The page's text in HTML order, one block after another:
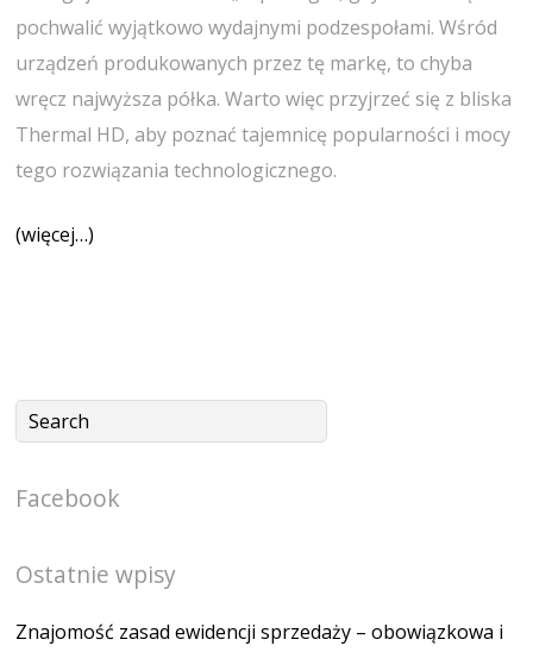
pochwalić wyjątkowo wydajnymi podzespołami. Wśród
urządzeń produkowanych przez tę markę, to chyba
wręcz najwyższa półka. Warto więc przyjrzeć się z bliska
Thermal HD, aby poznać tajemnicę popularności i mocy
tego rozwiązania technologicznego.
(więcej…)
Facebook
Ostatnie wpisy
Znajomość zasad ewidencji sprzedaży – obowiązkowa i